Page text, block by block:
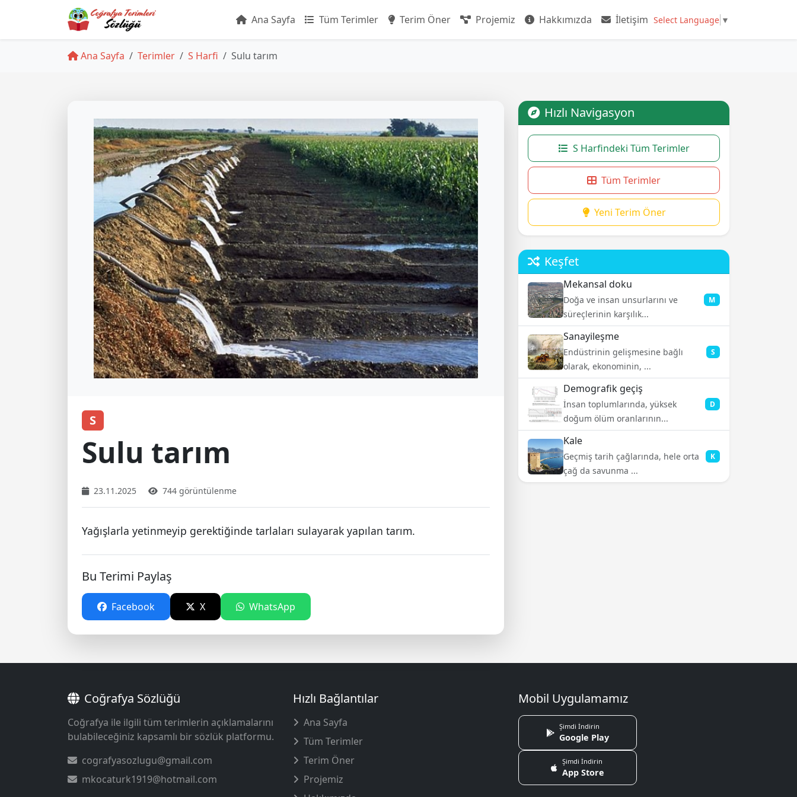
Ana Sayfa Tüm Terimler Terim Öner Projemiz Hakkımızda İletişim Select Language ▼
Ana Sayfa Terimler S Harfi Sulu tarım
S
Sulu tarım
23.11.2025 744 görüntülenme
Yağışlarla yetinmeyip gerektiğinde tarlaları sulayarak yapılan tarım.
Bu Terimi Paylaş
Facebook X WhatsApp
Hızlı Navigasyon
S Harfindeki Tüm Terimler
Tüm Terimler
Yeni Terim Öner
Keşfet
Mekansal doku
Doğa ve insan unsurlarını ve
süreçlerinin karşılık...
M
Sanayileşme
Endüstrinin gelişmesine bağlı
olarak, ekonominin, ...
S
Demografik geçiş
İnsan toplumlarında, yüksek
doğum ölüm oranlarının...
D
Kale
Geçmiş tarih çağlarında, hele orta
çağ da savunma ...
K
Coğrafya Sözlüğü
Coğrafya ile ilgili tüm terimlerin açıklamalarını
bulabileceğiniz kapsamlı bir sözlük platformu.
cografyasozlugu@gmail.com
mkocaturk1919@hotmail.com
Hızlı Bağlantılar
Ana Sayfa
Tüm Terimler
Terim Öner
Projemiz
Mobil Uygulamamız
Şimdi İndirin
Google Play
Şimdi İndirin
App Store